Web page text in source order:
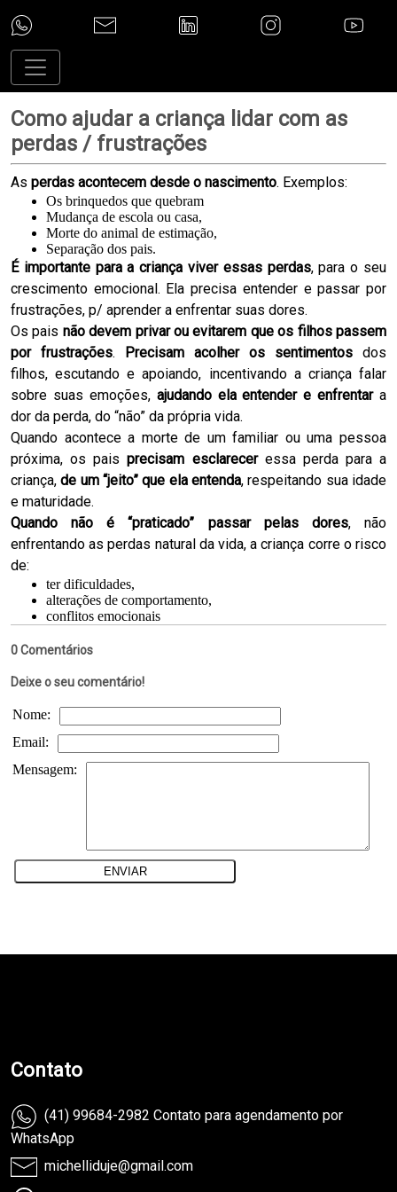
Como ajudar a criança lidar com as
perdas / frustrações
As perdas acontecem desde o nascimento. Exemplos:
Os brinquedos que quebram
Mudança de escola ou casa,
Morte do animal de estimação,
Separação dos pais.
É importante para a criança viver essas perdas, para o seu
crescimento emocional. Ela precisa entender e passar por
frustrações, p/ aprender a enfrentar suas dores.
Os pais não devem privar ou evitarem que os filhos passem
por frustrações. Precisam acolher os sentimentos dos
filhos, escutando e apoiando, incentivando a criança falar
sobre suas emoções, ajudando ela entender e enfrentara
dor da perda, do “não” da própria vida.
Quando acontece a morte de um familiar ou uma pessoa
próxima, os paisprecisam esclareceressa perda para a
criança,de um “jeito” que ela entenda, respeitando sua idade
e maturidade.
Quando não é “praticado” passar pelas dores, não
enfrentando as perdas natural da vida, a criança corre o risco
de:
ter dificuldades,
alterações de comportamento,
conflitos emocionais
0 Comentários
Deixe o seu comentário!
Nome:
Email:
Mensagem:
Contato
(41) 99684-2982 Contato para agendamento por
WhatsApp
michelliduje@gmail.com